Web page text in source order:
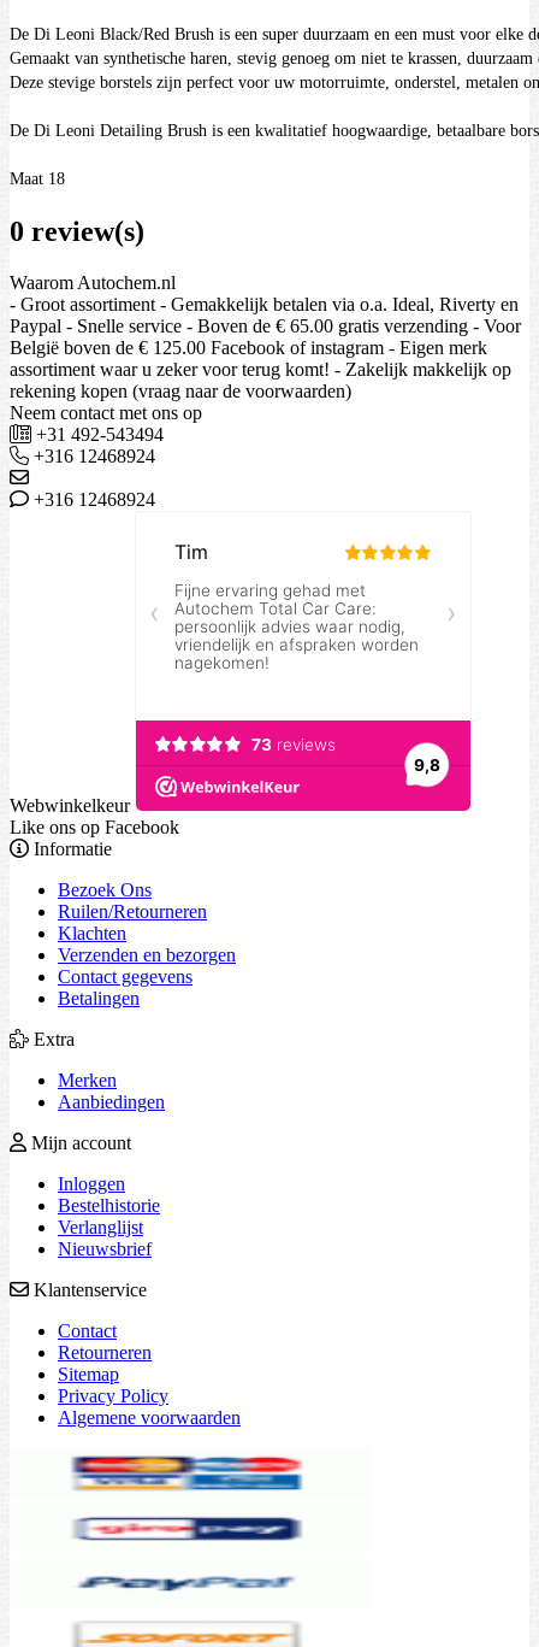
De Di Leoni Black/Red Brush is een super duurzaam en een must voor elke
Gemaakt van synthetische haren, stevig genoeg om niet te krassen,
Deze stevige borstels zijn perfect voor uw motorruimte, onderstel, metalen
De Di Leoni Detailing Brush is een kwalitatief hoogwaardige, betaalbare
Maat 18
0 review(s)
Waarom Autochem.nl
- Groot assortiment - Gemakkelijk betalen via o.a. Ideal, Riverty en
Paypal - Snelle service - Boven de € 65.00 gratis verzending - Voor
België boven de € 125.00 Facebook of instagram - Eigen merk
assortiment waar u zeker voor terug komt! - Zakelijk makkelijk op
rekening kopen (vraag naar de voorwaarden)
Neem contact met ons op
+31 492-543494
+316 12468924
+316 12468924
Webwinkelkeur
Like ons op Facebook
Informatie
Bezoek Ons
Ruilen/Retourneren
Klachten
Verzenden en bezorgen
Contact gegevens
Betalingen
Extra
Merken
Aanbiedingen
Mijn account
Inloggen
Bestelhistorie
Verlanglijst
Nieuwsbrief
Klantenservice
Contact
Retourneren
Sitemap
Privacy Policy
Algemene voorwaarden